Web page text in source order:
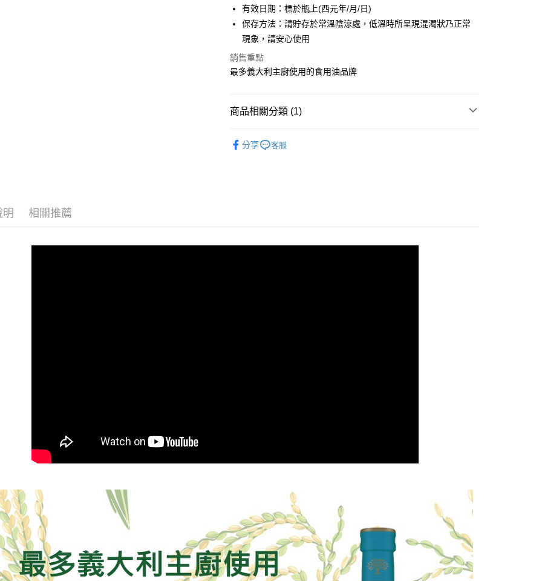
運送方式
宅配
每筆NT$90，滿NT$699(含以上)免運費
有效日期：標於瓶上(西元年/月/日)
保存方法：請貯存於常溫陰涼處，低溫時所呈現混濁狀乃正常
現象，請安心使用
銷售重點
最多義大利主廚使用的食用油品牌
商品相關分類 (1)
分享
客服
明 相關推薦